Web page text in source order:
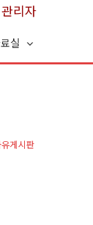
관리자
실
게시판